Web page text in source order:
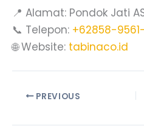
📍 Alamat: Pondok Jati
📞 Telepon: +62858-
🌐 Website: tabinaco.id
PREVIOUS